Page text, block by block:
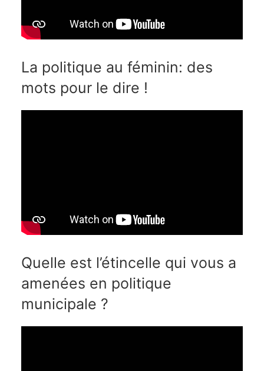
La politique au féminin: des
mots pour le dire !
Quelle est l’étincelle qui vous a
amenées en politique
municipale ?